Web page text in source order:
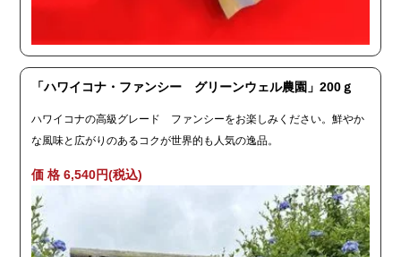
「ハワイコナ・ファンシー グリーンウェル農園」200ｇ
ハワイコナの高級グレード ファンシーをお楽しみください。鮮やか
な風味と広がりのあるコクが世界的も人気の逸品。
価 格 6,540円(税込)